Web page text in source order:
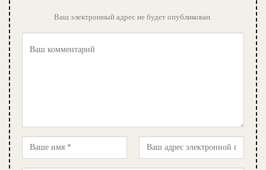
Ваш электронный адрес не будет опубликован.